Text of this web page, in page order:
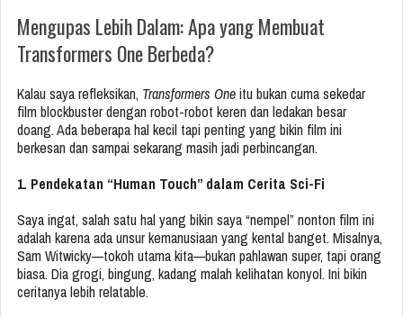
Mengupas Lebih Dalam: Apa yang Membuat
Transformers One Berbeda?
Kalau saya refleksikan, Transformers Oneitu bukan cuma sekedar
film blockbuster dengan robot-robot keren dan ledakan besar
doang. Ada beberapa hal kecil tapi penting yang bikin film ini
berkesan dan sampai sekarang masih jadi perbincangan.
1. Pendekatan “Human Touch” dalam Cerita Sci-Fi
Saya ingat, salah satu hal yang bikin saya “nempel” nonton film ini
adalah karena ada unsur kemanusiaan yang kental banget. Misalnya,
Sam Witwicky—tokoh utama kita—bukan pahlawan super, tapi orang
biasa. Dia grogi, bingung, kadang malah kelihatan konyol. Ini bikin
ceritanya lebih relatable.